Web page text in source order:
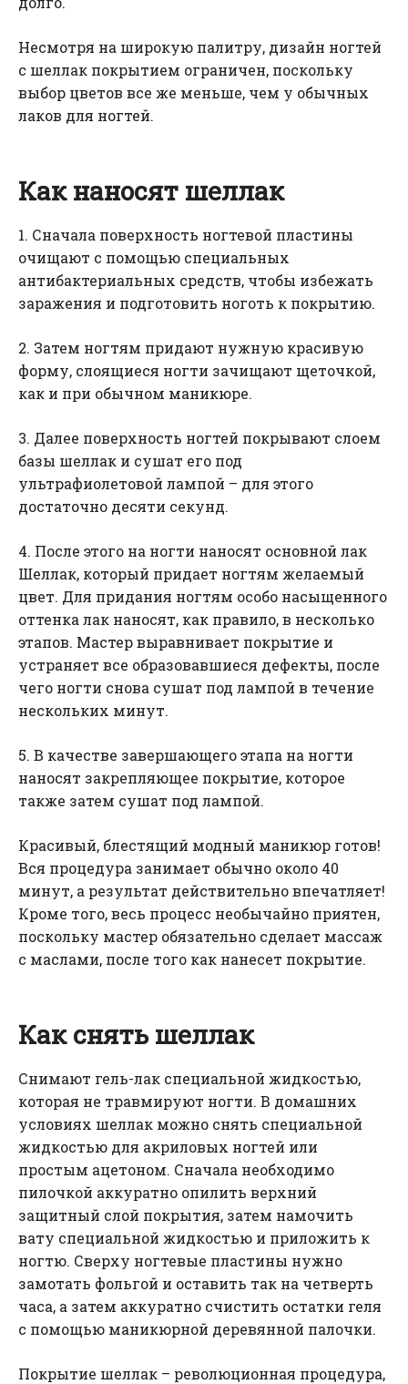
Несмотря на широкую палитру, дизайн ногтей
с шеллак покрытием ограничен, поскольку
выбор цветов все же меньше, чем у обычных
лаков для ногтей.
Как наносят шеллак
1. Сначала поверхность ногтевой пластины
очищают с помощью специальных
антибактериальных средств, чтобы избежать
заражения и подготовить ноготь к покрытию.
2. Затем ногтям придают нужную красивую
форму, слоящиеся ногти зачищают щеточкой,
как и при обычном маникюре.
3. Далее поверхность ногтей покрывают слоем
базы шеллак и сушат его под
ультрафиолетовой лампой – для этого
достаточно десяти секунд.
4. После этого на ногти наносят основной лак
Шеллак, который придает ногтям желаемый
цвет. Для придания ногтям особо насыщенного
оттенка лак наносят, как правило, в несколько
этапов. Мастер выравнивает покрытие и
устраняет все образовавшиеся дефекты, после
чего ногти снова сушат под лампой в течение
нескольких минут.
5. В качестве завершающего этапа на ногти
наносят закрепляющее покрытие, которое
также затем сушат под лампой.
Красивый, блестящий модный маникюр готов!
Вся процедура занимает обычно около 40
минут, а результат действительно впечатляет!
Кроме того, весь процесс необычайно приятен,
поскольку мастер обязательно сделает массаж
с маслами, после того как нанесет покрытие.
Как снять шеллак
Снимают гель-лак специальной жидкостью,
которая не травмируют ногти. В домашних
условиях шеллак можно снять специальной
жидкостью для акриловых ногтей или
простым ацетоном. Сначала необходимо
пилочкой аккуратно опилить верхний
защитный слой покрытия, затем намочить
вату специальной жидкостью и приложить к
ногтю. Сверху ногтевые пластины нужно
замотать фольгой и оставить так на четверть
часа, а затем аккуратно счистить остатки геля
с помощью маникюрной деревянной палочки.
Покрытие шеллак – революционная процедура,